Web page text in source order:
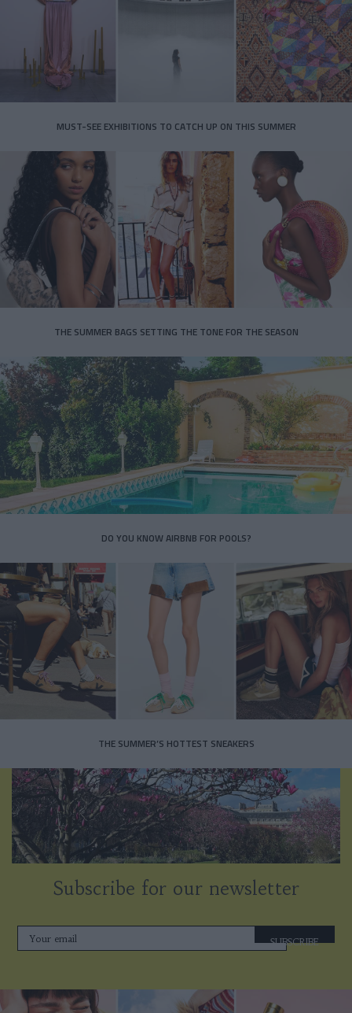
MUST-SEE EXHIBITIONS TO CATCH UP ON THIS SUMMER
THE SUMMER BAGS SETTING THE TONE FOR THE SEASON
DO YOU KNOW AIRBNB FOR POOLS?
THE SUMMER’S HOTTEST SNEAKERS
Subscribe for our newsletter
SUBSCRIBE